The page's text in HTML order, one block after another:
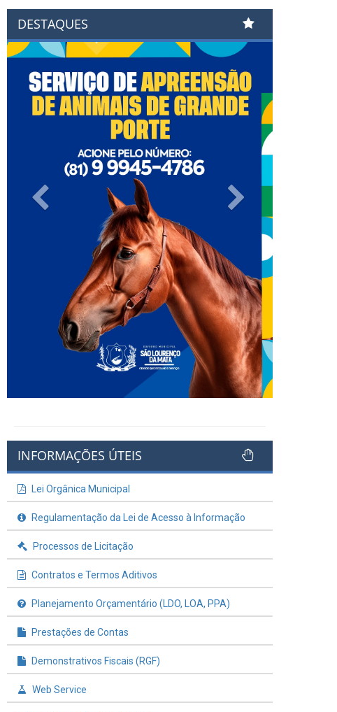
DESTAQUES
INFORMAÇÕES ÚTEIS
Lei Orgânica Municipal
Regulamentação da Lei de Acesso à Informação
Processos de Licitação
Contratos e Termos Aditivos
Planejamento Orçamentário (LDO, LOA, PPA)
Prestações de Contas
Demonstrativos Fiscais (RGF)
Web Service